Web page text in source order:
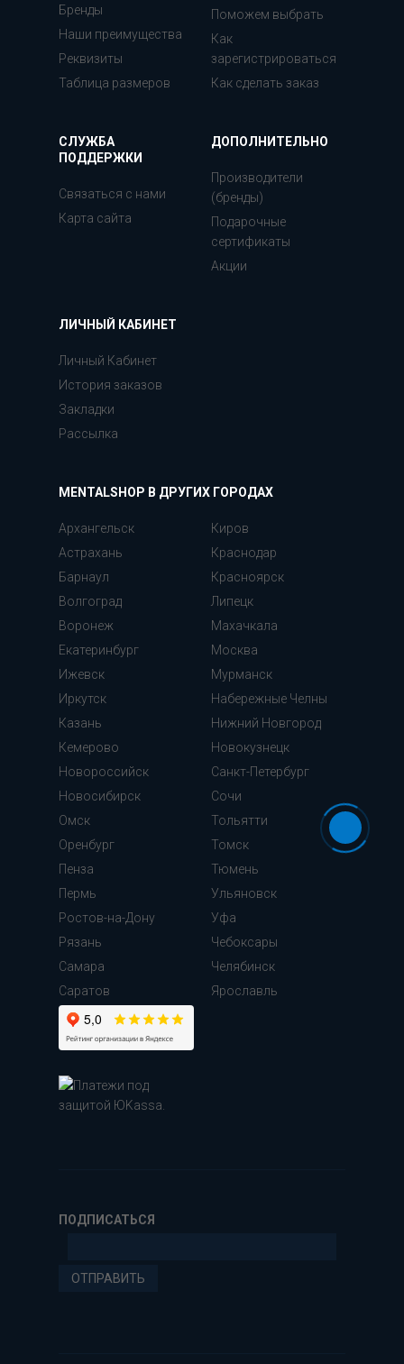
Бренды
Наши преимущества
Реквизиты
Таблица размеров
Поможем выбрать
Как
зарегистрироваться
Как сделать заказ
СЛУЖБА
ПОДДЕРЖКИ
Связаться с нами
Карта сайта
ДОПОЛНИТЕЛЬНО
Производители
(бренды)
Подарочные
сертификаты
Акции
ЛИЧНЫЙ КАБИНЕТ
Личный Кабинет
История заказов
Закладки
Рассылка
MENTALSHOP В ДРУГИХ ГОРОДАХ
Архангельск
Астрахань
Барнаул
Волгоград
Воронеж
Екатеринбург
Ижевск
Иркутск
Казань
Кемерово
Киров
Краснодар
Красноярск
Липецк
Махачкала
Москва
Мурманск
Набережные Челны
Нижний Новгород
Новокузнецк
Новороссийск
Новосибирск
Омск
Оренбург
Пенза
Пермь
Ростов-на-Дону
Рязань
Самара
Cаратов
Санкт-Петербург
Сочи
Тольятти
Томск
Тюмень
Ульяновск
Уфа
Чебоксары
Челябинск
Ярославль
ПОДПИСАТЬСЯ
ОТПРАВИТЬ